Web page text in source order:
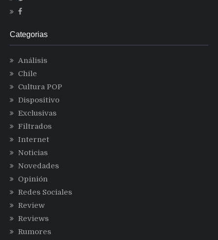
Categorias
Análisis
Chile
Cultura POP
Dispositivo
Exclusivas
Filtrados
Internet
Noticias
Novedades
Opinión
Redes Sociales
Review
Reviews
Rumores